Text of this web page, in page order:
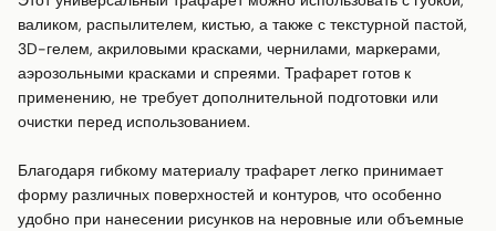
валиком, распылителем, кистью, а также с текстурной пастой,
3D-гелем, акриловыми красками, чернилами, маркерами,
аэрозольными красками и спреями. Трафарет готов к
применению, не требует дополнительной подготовки или
очистки перед использованием.
Благодаря гибкому материалу трафарет легко принимает
форму различных поверхностей и контуров, что особенно
удобно при нанесении рисунков на неровные или объемные